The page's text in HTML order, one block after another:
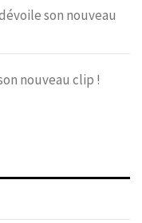
son nouveau
nouveau clip !